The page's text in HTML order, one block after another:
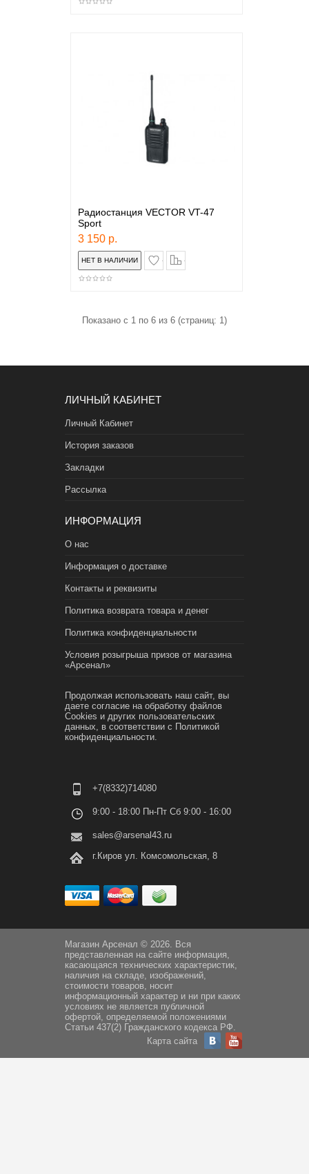
Радиостанция VECTOR VT-47
Sport
3 150 р.
в закладки
Показано с 1 по 6 из 6 (страниц: 1)
ЛИЧНЫЙ КАБИНЕТ
Личный Кабинет
История заказов
Закладки
Рассылка
ИНФОРМАЦИЯ
О нас
Информация о доставке
Контакты и реквизиты
Политика возврата товара и денег
Политика конфиденциальности
Условия розыгрыша призов от магазина
«Арсенал»
Продолжая использовать наш сайт, вы
даете согласие на обработку файлов
Cookies и других пользовательских
данных, в соответствии с Политикой
конфиденциальности.
+7(8332)714080
9:00 - 18:00 Пн-Пт Сб 9:00 - 16:00
sales@arsenal43.ru
г.Киров ул. Комсомольская, 8
Магазин Арсенал © 2026. Вся
представленная на сайте информация,
касающаяся технических характеристик,
наличия на складе, изображений,
стоимости товаров, носит
информационный характер и ни при каких
условиях не является публичной
офертой, определяемой положениями
Статьи 437(2) Гражданского кодекса РФ.
Карта сайта